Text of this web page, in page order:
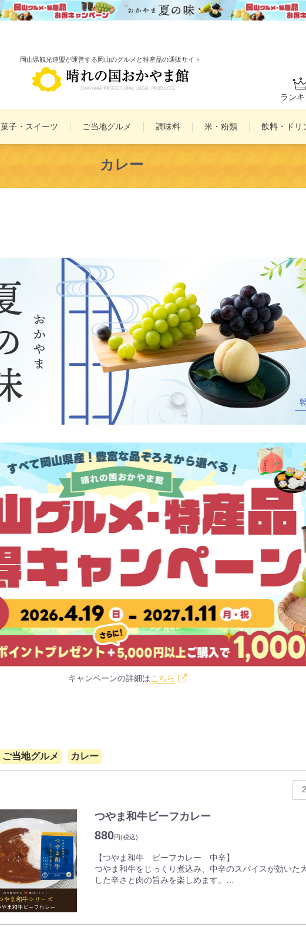
岡山県観光連盟が運営する岡山のグルメと特産品の通販サイト
ラン
菓子・スイーツ ご当地グルメ 調味料 米・粉類 飲料・ドリ
民工芸品
カレー
キャンペーンの詳細はこちら
ご当地グルメ カレー
つやま和牛ビーフカレー
880円(税込)
【つやま和牛 ビーフカレー 中辛】
つやま和牛をじっくり煮込み、中辛のスパイスが効いた
した辛さと肉の旨みを楽しめます。